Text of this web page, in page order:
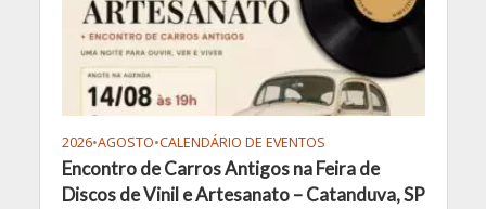
2026•AGOSTO•CALENDÁRIO DE EVENTOS
Encontro de Carros Antigos na Feira de
Discos de Vinil e Artesanato – Catanduva, SP